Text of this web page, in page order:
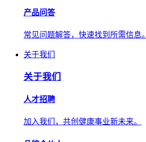
产品问答
常见问题解答，快速找到所需信息。
关于我们
关于我们
人才招聘
加入我们，共创健康事业新未来。